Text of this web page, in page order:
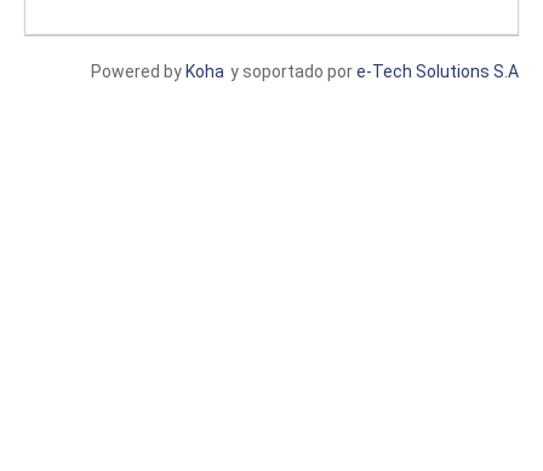
y soportado pore-Tech Solutions S.A
Powered by Koha